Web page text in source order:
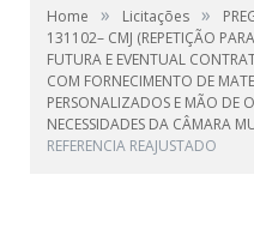
Home » Licitações »
131102– CMJ (REPETIÇÃO
FUTURA E EVENTUAL
COM FORNECIMENTO DE
PERSONALIZADOS E MÃO DE
NECESSIDADES DA CÂMARA
REFERENCIA REAJUSTADO